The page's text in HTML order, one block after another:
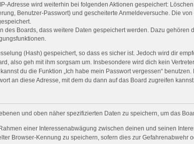
Adresse wird weiterhin bei folgenden Aktionen gespeichert:
Benutzer-Passwort) und gescheiterte Anmeldeversuche. Die
des Boards, dass weitere Daten gespeichert werden. Dazu
(Hash) gespeichert, so dass es sicher ist. Jedoch wird dir
also geh mit ihm sorgsam um. Insbesondere wird dich kein
du die Funktion „Ich habe mein Passwort vergessen“
an diese Adresse, mit dem du dann auf das Board zugreifen kannst.
und oben näher spezifizierten Daten zu speichern, um das
einer Interessenabwägung zwischen deinen und seinen
Browser-Kennung zu speichern, sofern dies zur Gefahrenabwehr